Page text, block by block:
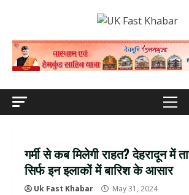
गर्मी से कब मिलेगी राहत? देहरादून में
सिर्फ इन इलाकों में बारिश के आसार
Uk Fast Khabar May 31, 2024